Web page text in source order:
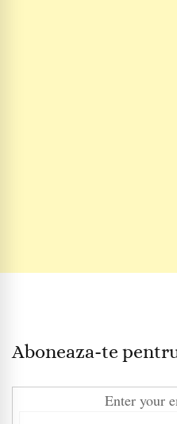
Aboneaza-te
Enter your